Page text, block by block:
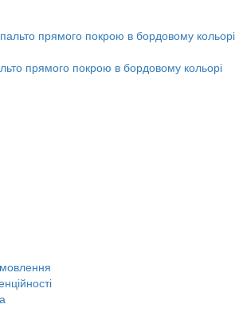
прямого покрою в бордовому кольорі